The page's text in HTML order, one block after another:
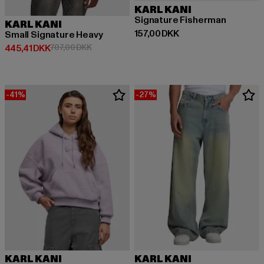
KARL KANI
Small Signature Heavy
445,41 DKK
Nuværende pris: 445,41 DKK
707,00 DKKKampagnepris: 707,00 DKK
KARL KANI
Signature Fisherman
157,00 DKK
Nuværende pris: 157,00 DKK
-41%
KARL KANI
-27%
KARL KANI